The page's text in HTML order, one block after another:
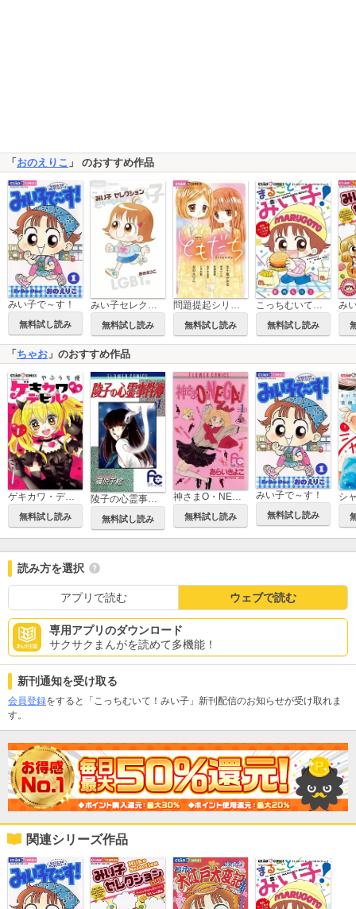
「 おのえりこ 」 のおすすめ作品
みい子で～す！
無料試し読み
みい子セレクション～LGBT編～
無料試し読み
問題提起シリーズ ともだち
無料試し読み
こっちむいて！みい子 ベストセレクション まるごとみい子！
無料試し読み
「 ちゃお 」のおすすめ作品
ゲキカワ・デビル
無料試し読み
陵子の心霊事件簿
無料試し読み 無料試し読み
みい子で～す！
無料試し読み
シ
読み方を選択
アプリで読む ウェブで読む
専用アプリのダウンロード
サクサクまんがを読めて多機能！
新刊通知を受け取る
会員登録をすると「こっちむいて！みい子」新刊配信のお知らせが受け取れま
す。
関連シリーズ作品